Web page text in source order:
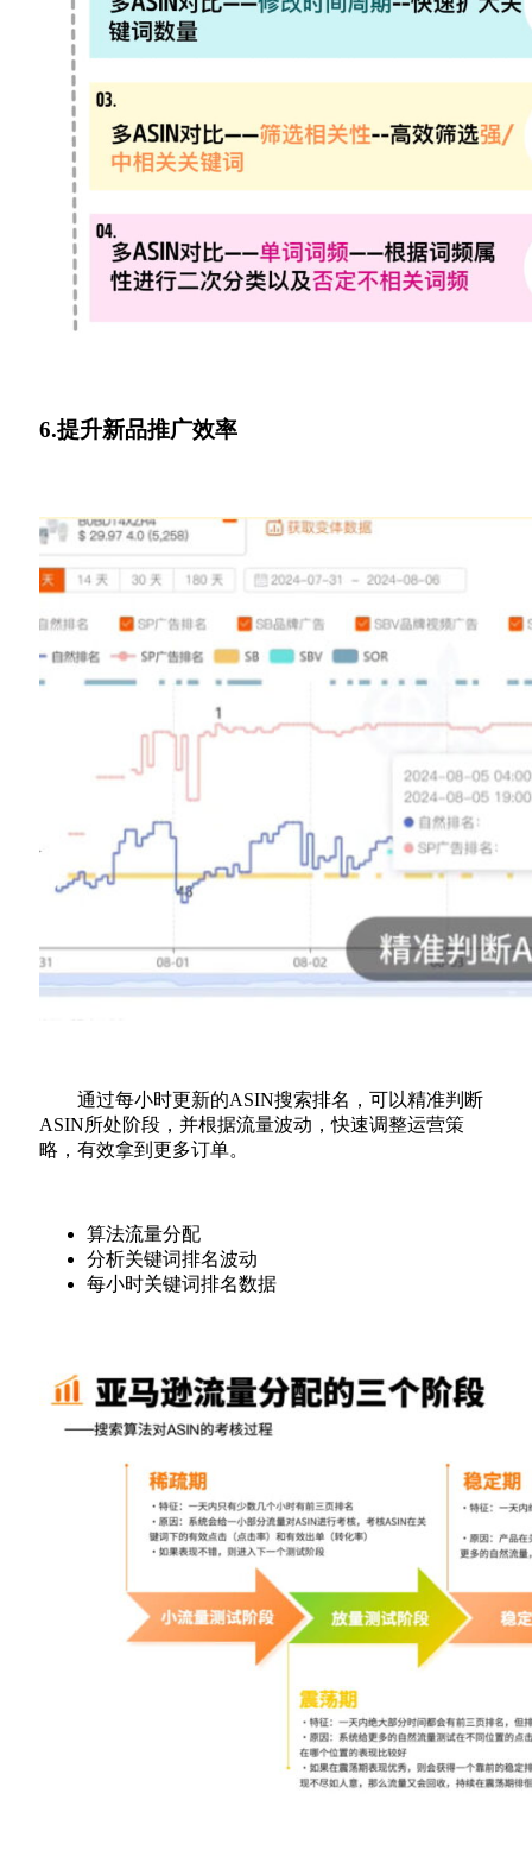
6.提升新品推广效率
通过每小时更新的ASIN搜索排名，可以精准判断
ASIN所处阶段，并根据流量波动，快速调整运营策
略，有效拿到更多订单。
算法流量分配
分析关键词排名波动
每小时关键词排名数据